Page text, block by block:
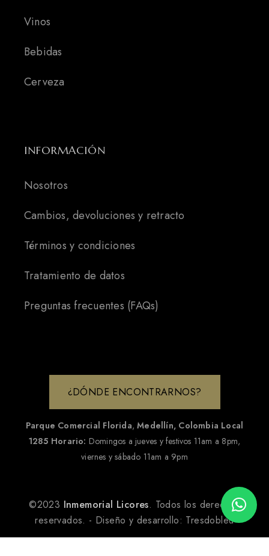
Vinos
Bebidas
Cerveza
INFORMACIÓN
Nosotros
Cambios, devoluciones y retracto
Términos y condiciones
Tratamiento de datos
Preguntas frecuentes (FAQs)
¿DÓNDE ENCONTRARNOS?
Parque Comercial Florida,Medellín, Colombia Local
1285 Horario: Domingos a jueves y festivos 11am a 8pm,
viernes y sábado 11am a 9pm
©2023 Inmemorial Licores. Todos los derechos
reservados. - Diseño y desarrollo: Tresdobleu